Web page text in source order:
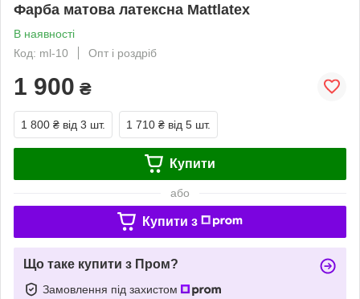
Фарба матова латексна Mattlatex
В наявності
Код: ml-10
Опт і роздріб
1 900 ₴
1 800 ₴ від 3 шт. 1 710 ₴ від 5 шт.
Купити
або
Купити з
Що таке купити з Пром?
Замовлення під захистом